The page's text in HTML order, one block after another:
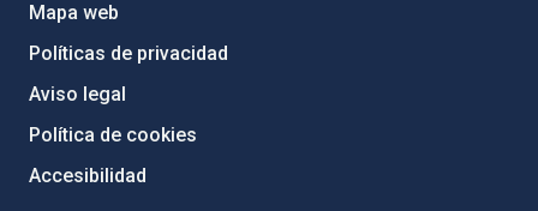
Mapa web
Políticas de privacidad
Aviso legal
Política de cookies
Accesibilidad